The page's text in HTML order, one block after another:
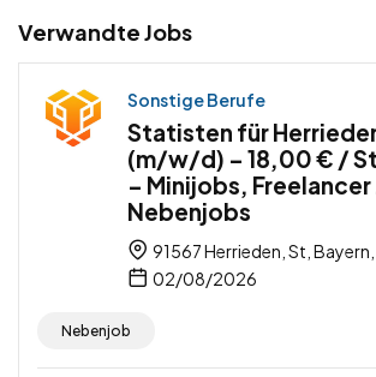
Verwandte Jobs
Sonstige Berufe
Statisten für
(m/w/d) – 18,00 € /
– Minijobs, Freelancer
Nebenjobs
91567 Herrieden, St,
02/08/2026
Nebenjob